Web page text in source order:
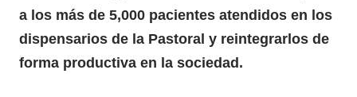
a los más de 5,000 pacientes atendidos en los
dispensarios de la Pastoral y reintegrarlos de
forma productiva en la sociedad.